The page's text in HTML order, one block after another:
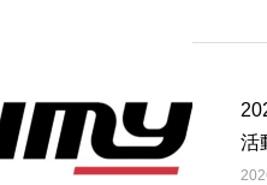
活